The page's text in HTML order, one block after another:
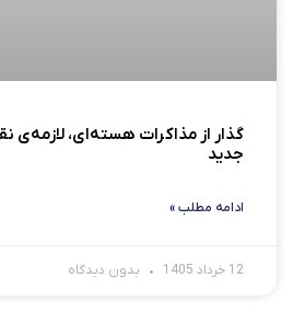
گذار از مذاکرات هسته‌ای، لازمه‌ی
جدید
ادامه مطلب »
12 خرداد 1405 بدون دیدگاه